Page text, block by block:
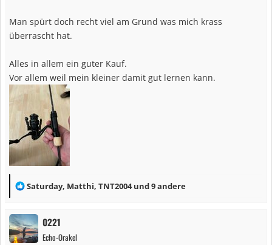
Man spürt doch recht viel am Grund was mich krass
überrascht hat.
Alles in allem ein guter Kauf.
Vor allem weil mein kleiner damit gut lernen kann.
R
a
k
t
Saturday, Matthi, TNT2004und 9 andere
0221
Echo-Orakel